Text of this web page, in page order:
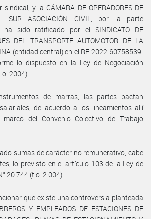
y la CÁMARA DE OPERADORES DE
SUR ASOCIACIÓN CIVIL, por la parte
ha sido ratificado por el SINDICATO DE
DEL TRANSPORTE AUTOMOTOR DE LA
(entidad central) en el RE-2022-60758539-
lo dispuesto en la Ley de Negociación
2004).
de marras, las partes pactan
de acuerdo a los lineamientos allí
del Convenio Colectivo de Trabajo
sumas de carácter no remunerativo, cabe
lo previsto en el artículo 103 de la Ley de
20.744 (t.o. 2.004).
que existe una controversia planteada
Y EMPLEADOS DE ESTACIONES DE